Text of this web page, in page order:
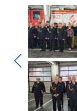
Pokaż
poprzednie
zdjęcia
Pokaż
zdjęcie
1
z
galerii.